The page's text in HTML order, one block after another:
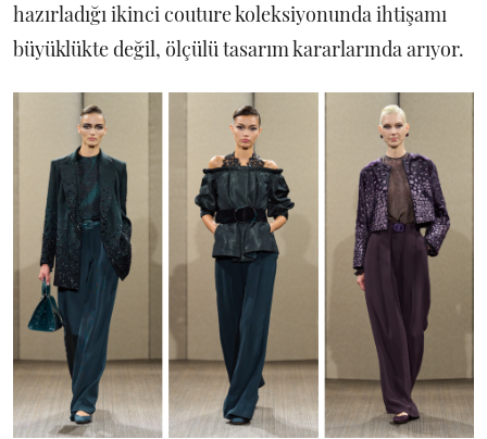
hazırladığı ikinci couture koleksiyonunda ihtişamı
büyüklükte değil, ölçülü tasarım kararlarında arıyor.